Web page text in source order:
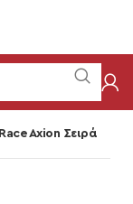
Race Axion Σειρά